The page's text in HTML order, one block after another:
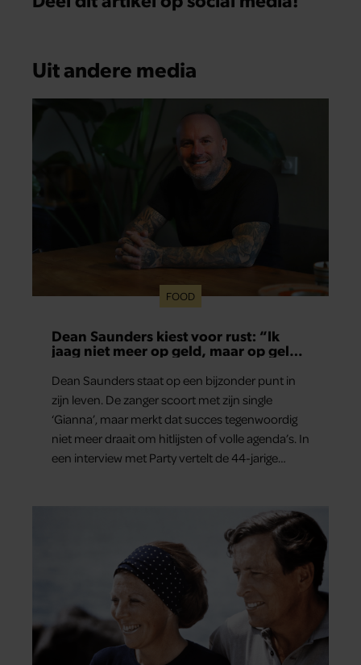
Uit andere media
FOOD
Dean Saunders kiest voor rust: “Ik
jaag niet meer op geld, maar op geluk
Dean Saunders staat op een bijzonder punt in
zijn leven. De zanger scoort met zijn single
‘Gianna’, maar merkt dat succes tegenwoordig
niet meer draait om hitlijsten of volle agenda’s. In
een interview met Party vertelt de 44-jarige
oudste zoon London spreekt hij openhartig.